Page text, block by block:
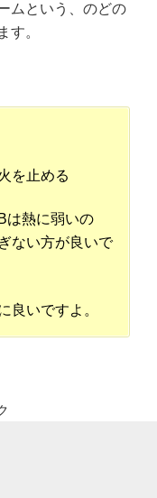
ムという、のどの
す。
を止める
は熱に弱いの
ない方が良いで
良いですよ。